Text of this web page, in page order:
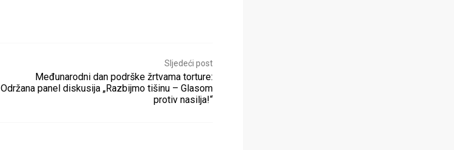
Sljedeći post
Međunarodni dan podrške žrtvama torture:
Održana panel diskusija „Razbijmo tišinu – Glasom
protiv nasilja!“